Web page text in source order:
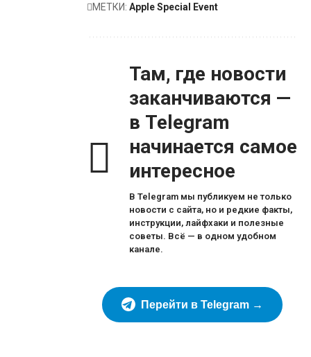
МЕТКИ: Apple Special Event
Там, где новости
заканчиваются —
в Telegram
начинается самое
интересное
В Telegram мы публикуем не только
новости с сайта, но и редкие факты,
инструкции, лайфхаки и полезные
советы. Всё — в одном удобном
канале.
Перейти в Telegram →